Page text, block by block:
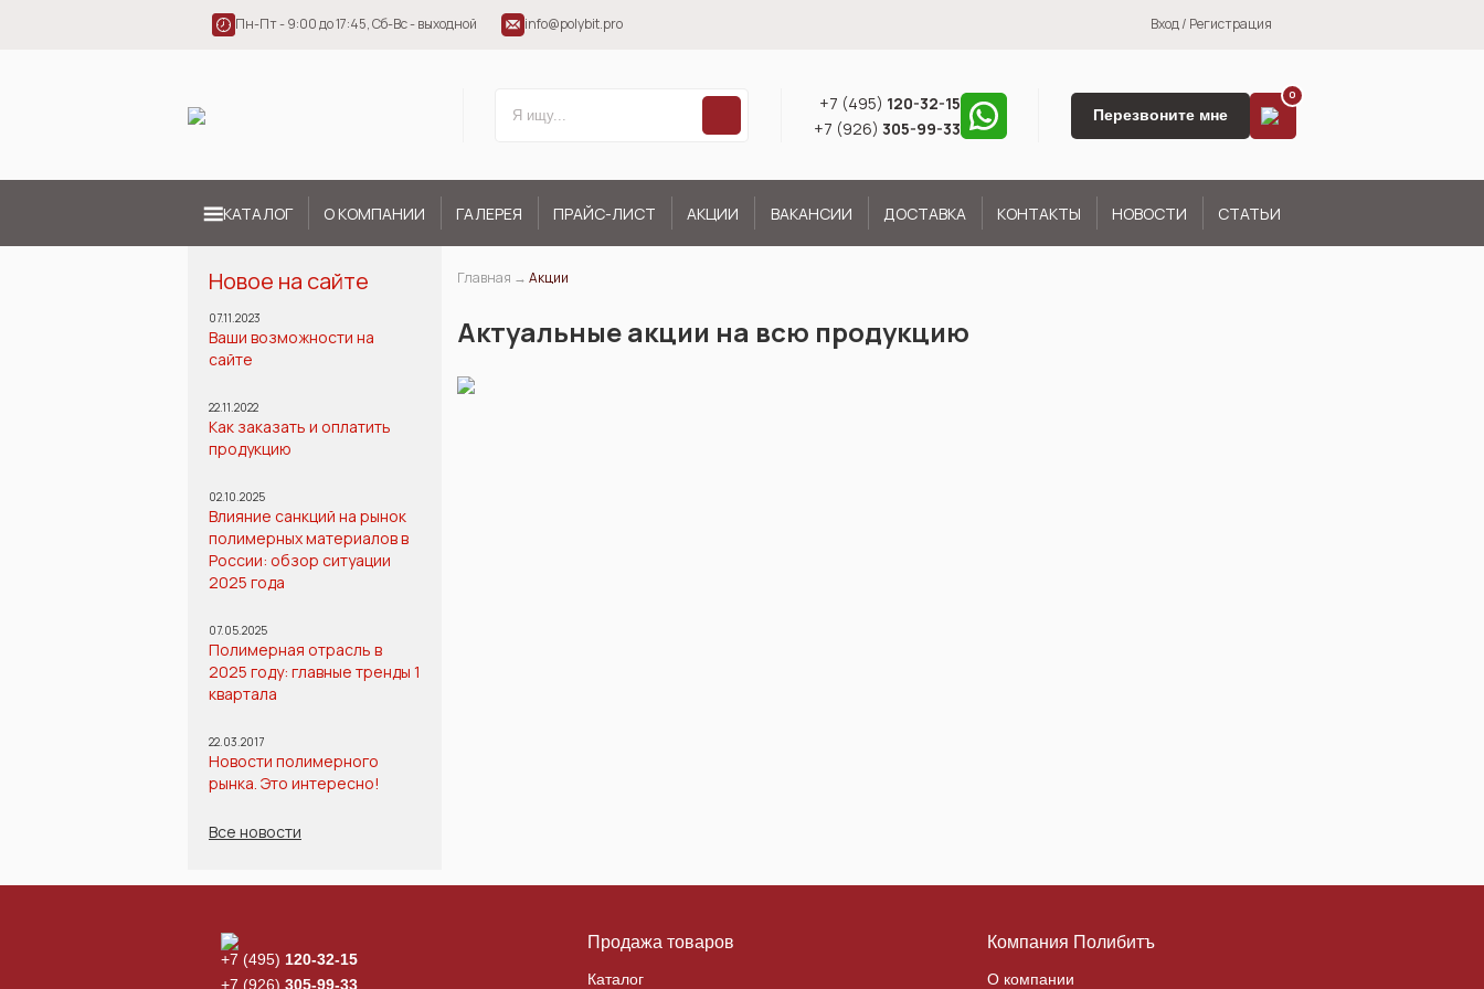
Пн-Пт - 9:00 до 17:45, Сб-Вс - выходной info@polybit.pro Вход/ Регистрация
+7 (495) 120-32-15
+7 (926) 305-99-33
Перезвоните мне
0
КАТАЛОГ О КОМПАНИИ ГАЛЕРЕЯ ПРАЙС-ЛИСТ АКЦИИ ВАКАНСИИ ДОСТАВКА КОНТАКТЫ НОВОСТИ СТАТЬИ
Главная → Акции
Актуальные акции на всю продукцию
Новое на сайте
07.11.2023
Ваши возможности на
сайте
22.11.2022
Как заказать и оплатить
продукцию
02.10.2025
Влияние санкций на рынок
полимерных материалов в
России: обзор ситуации
2025 года
07.05.2025
Полимерная отрасль в
2025 году: главные тренды 1
квартала
22.03.2017
Новости полимерного
рынка. Это интересно!
Все новости
+7 (495) 120-32-15
+7 (926) 305-99-33
Продажа товаров
Каталог
Компания Полибитъ
О компании